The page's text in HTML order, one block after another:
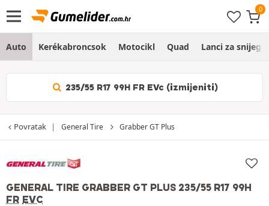
Auto Kerékabroncsok Motocikl Quad Lanci za snijeg
235/55 R17 99H FR EVc (izmijeniti)
Povratak General Tire Grabber GT Plus
GENERAL TIRE GRABBER GT PLUS 235/55 R17 99H
FR EVC